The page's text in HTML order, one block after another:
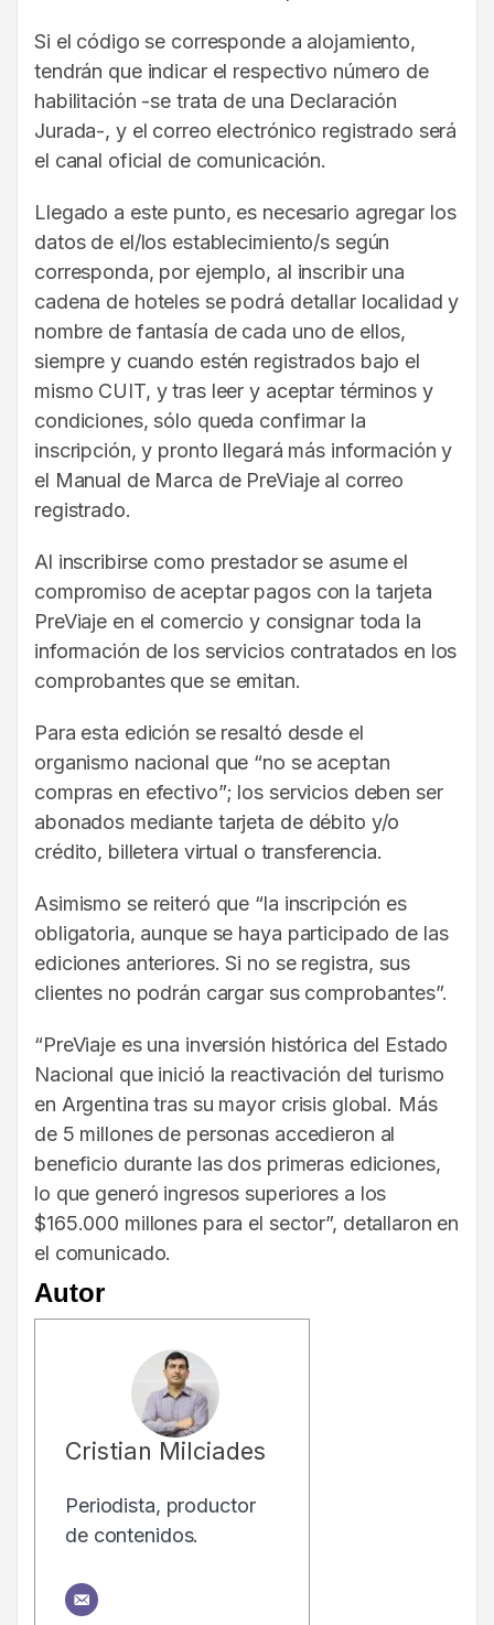
Si el código se corresponde a alojamiento,
tendrán que indicar el respectivo número de
habilitación -se trata de una Declaración
Jurada-, y el correo electrónico registrado será
el canal oficial de comunicación.
Llegado a este punto, es necesario agregar los
datos de el/los establecimiento/s según
corresponda, por ejemplo, al inscribir una
cadena de hoteles se podrá detallar localidad y
nombre de fantasía de cada uno de ellos,
siempre y cuando estén registrados bajo el
mismo CUIT, y tras leer y aceptar términos y
condiciones, sólo queda confirmar la
inscripción, y pronto llegará más información y
el Manual de Marca de PreViaje al correo
registrado.
Al inscribirse como prestador se asume el
compromiso de aceptar pagos con la tarjeta
PreViaje en el comercio y consignar toda la
información de los servicios contratados en los
comprobantes que se emitan.
Para esta edición se resaltó desde el
organismo nacional que “no se aceptan
compras en efectivo”; los servicios deben ser
abonados mediante tarjeta de débito y/o
crédito, billetera virtual o transferencia.
Asimismo se reiteró que “la inscripción es
obligatoria, aunque se haya participado de las
ediciones anteriores. Si no se registra, sus
clientes no podrán cargar sus comprobantes”.
“PreViaje es una inversión histórica del Estado
Nacional que inició la reactivación del turismo
en Argentina tras su mayor crisis global. Más
de 5 millones de personas accedieron al
beneficio durante las dos primeras ediciones,
lo que generó ingresos superiores a los
$165.000 millones para el sector”, detallaron en
el comunicado.
Autor
Cristian Milciades
Periodista, productor
de contenidos.